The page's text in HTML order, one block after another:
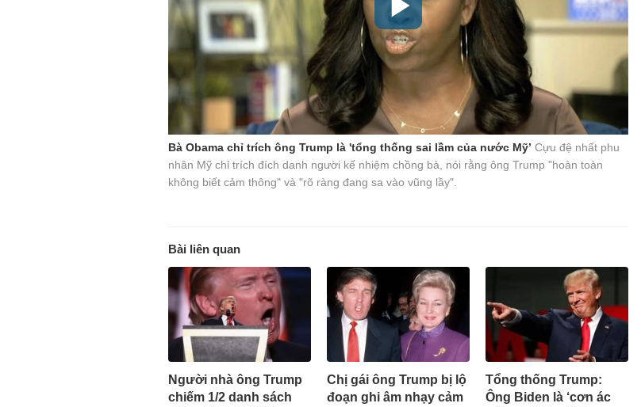
Bà Obama chỉ trích ông Trump là 'tổng thống sai lầm của nước Mỹ’ Cựu đệ nhất phu
nhân Mỹ chỉ trích đích danh người kế nhiệm chồng bà, nói rằng ông Trump "hoàn toàn
không biết cảm thông" và "rõ ràng đang sa vào vũng lầy".
Bài liên quan
Người nhà ông Trump
chiếm 1/2 danh sách
Chị gái ông Trump bị lộ
đoạn ghi âm nhạy cảm
Tổng thống Trump:
Ông Biden là ‘cơn ác